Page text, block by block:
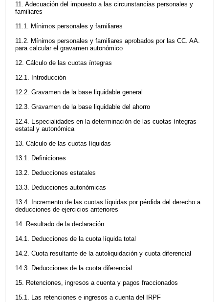
11. Adecuación del impuesto a las circunstancias personales y
familiares
11.1. Mínimos personales y familiares
11.2. Mínimos personales y familiares aprobados por las CC. AA.
para calcular el gravamen autonómico
12. Cálculo de las cuotas íntegras
12.1. Introducción
12.2. Gravamen de la base liquidable general
12.3. Gravamen de la base liquidable del ahorro
12.4. Especialidades en la determinación de las cuotas íntegras
estatal y autonómica
13. Cálculo de las cuotas líquidas
13.1. Definiciones
13.2. Deducciones estatales
13.3. Deducciones autonómicas
13.4. Incremento de las cuotas líquidas por pérdida del derecho a
deducciones de ejercicios anteriores
14. Resultado de la declaración
14.1. Deducciones de la cuota líquida total
14.2. Cuota resultante de la autoliquidación y cuota diferencial
14.3. Deducciones de la cuota diferencial
15. Retenciones, ingresos a cuenta y pagos fraccionados
15.1. Las retenciones e ingresos a cuenta del IRPF